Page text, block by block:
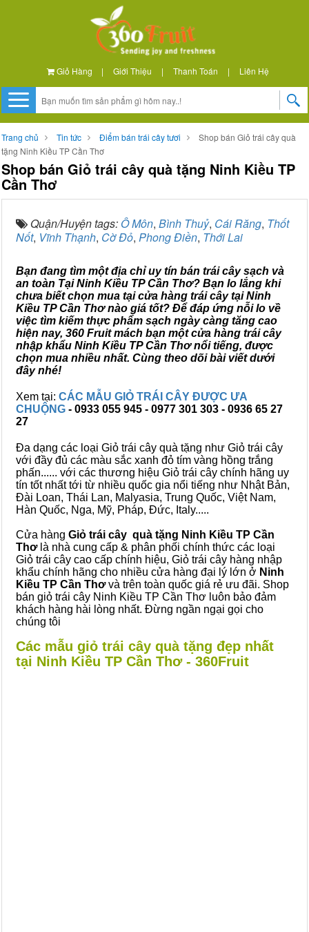
Giỏ Hàng | Giới Thiệu | Thanh Toán | Liên Hệ
Trang chủ Tin tức Điểm bán trái cây tươi
Shop bán Giỏ trái cây quà
tặng Ninh Kiều TP Cần Thơ
Shop bán Giỏ trái cây quà tặng Ninh Kiều TP
Cần Thơ
Quận/Huyện tags: Ô Môn, Bình Thuỷ, Cái Răng, Thốt
Nốt, Vĩnh Thạnh, Cờ Đỏ, Phong Điền, Thới Lai
Bạn đang tìm một địa chỉ uy tín bán trái cây sạch và
an toàn Tại Ninh Kiều TP Cần Thơ? Bạn lo lắng khi
chưa biết chọn mua tại cửa hàng trái cây tại Ninh
Kiều TP Cần Thơ nào giá tốt? Để đáp ứng nỗi lo về
việc tìm kiếm thực phẩm sạch ngày càng tăng cao
hiện nay, 360 Fruit mách bạn một cửa hàng trái cây
nhập khẩu Ninh Kiều TP Cần Thơ nổi tiếng, được
chọn mua nhiều nhất. Cùng theo dõi bài viết dưới
đây nhé!
Xem tại: CÁC MẪU GIỎ TRÁI CÂY ĐƯỢC ƯA
CHUỘNG - 0933 055 945 - 0977 301 303 - 0936 65 27
27
Đa dạng các loại Giỏ trái cây quà tặng như Giỏ trái cây
với đầy đủ các màu sắc xanh đỏ tím vàng hồng trắng
phấn...... với các thương hiệu Giỏ trái cây chính hãng uy
tín tốt nhất tới từ nhiều quốc gia nổi tiếng như Nhật Bản,
Đài Loan, Thái Lan, Malyasia, Trung Quốc, Việt Nam,
Hàn Quốc, Nga, Mỹ, Pháp, Đức, Italy.....
Cửa hàng Giỏ trái cây quà tặng Ninh Kiều TP Cần
Thơlà nhà cung cấp & phân phối chính thức các loại
Giỏ trái cây cao cấp chính hiệu, Giỏ trái cây hàng nhập
khẩu chính hãng cho nhiều cửa hàng đại lý lớn ở Ninh
Kiều TP Cần Thơvà trên toàn quốc giá rẻ ưu đãi. Shop
bán giỏ trái cây Ninh Kiều TP Cần Thơ luôn bảo đảm
khách hàng hài lòng nhất. Đừng ngần ngại gọi cho
chúng tôi
Các mẫu giỏ trái cây quà tặng đẹp nhất
tại Ninh Kiều TP Cần Thơ - 360Fruit